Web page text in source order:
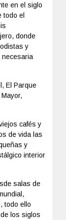
en el siglo
todo el
donde
y
necesaria
El Parque
cafés y
de vida las
y
interior
salas de
todo ello
los siglos